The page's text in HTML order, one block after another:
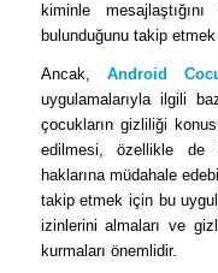
kiminle
bulunduğunu takip
Ancak, Android
uygulamalarıyla ilgili
çocukların gizliliği
edilmesi, özellikle de
haklarına müdahale
takip etmek için bu
izinlerini almaları ve
kurmaları önemlidir.